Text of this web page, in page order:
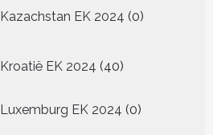
Kazachstan EK 2024 0
producten
Kroatië EK 2024 4040
Luxemburg EK 2024 00